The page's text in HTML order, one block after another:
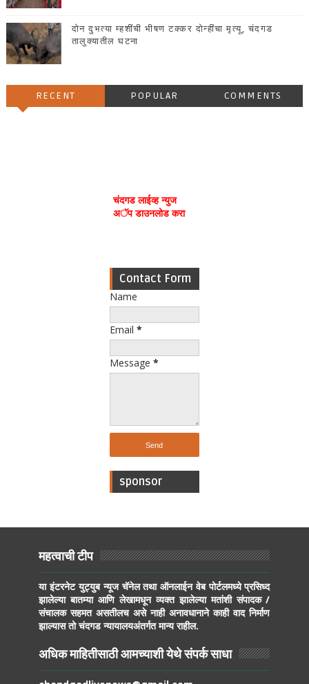
दोन दुभत्या म्हशींची भीषण टक्कर दोन्हींचा मृत्यू, चंदगड
तालुक्यातील घटना
RECENT POPULAR COMMENTS
चंदगड लाईव्ह न्युज
अॅप डाउनलोड करा
Contact Form
Name
Email *
Message *
sponsor
महत्वाची टीप
या इंटरनेट युट्युब न्यूज चॅनेल तथा ऑनलाईन वेब पोर्टलमध्ये प्रसिध्द
झालेल्या बातम्या आणि लेखामधून व्यक्त झालेल्या मतांशी संपादक /
संचालक सहमत असतीलच असे नाही अनावधानाने काही वाद निर्माण
झाल्यास तो चंदगड न्यायालयअंतर्गत मान्य राहील.
अधिक माहितीसाठी आमच्याशी येथे संपर्क साधा